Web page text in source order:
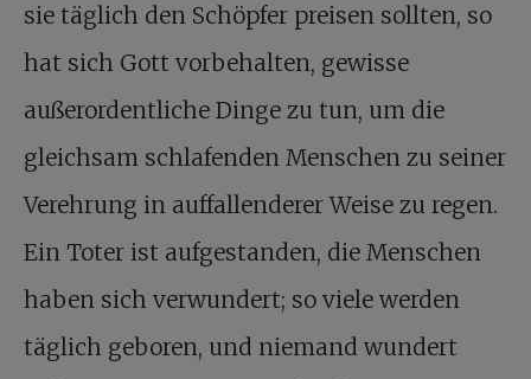
sie täglich den Schöpfer preisen sollten, so
hat sich Gott vorbehalten, gewisse
außerordentliche Dinge zu tun, um die
gleichsam schlafenden Menschen zu seiner
Verehrung in auffallenderer Weise zu regen.
Ein Toter ist aufgestanden, die Menschen
haben sich verwundert; so viele werden
täglich geboren, und niemand wundert